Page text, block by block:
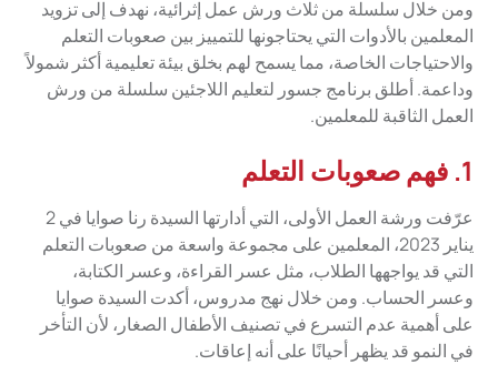
ومن خلال سلسلة من ثلاث ورش عمل إثرائية، نهدف إلى تزويد
المعلمين بالأدوات التي يحتاجونها للتمييز بين صعوبات التعلم
والاحتياجات الخاصة، مما يسمح لهم بخلق بيئة تعليمية أكثر شمولاً
وداعمة. أطلق برنامج جسور لتعليم اللاجئين سلسلة من ورش
العمل الثاقبة للمعلمين.
1. فهم صعوبات التعلم
عرّفت ورشة العمل الأولى، التي أدارتها السيدة رنا صوايا في 2
يناير 2023، المعلمين على مجموعة واسعة من صعوبات التعلم
التي قد يواجهها الطلاب، مثل عسر القراءة، وعسر الكتابة،
وعسر الحساب. ومن خلال نهج مدروس، أكدت السيدة صوايا
على أهمية عدم التسرع في تصنيف الأطفال الصغار، لأن التأخر
في النمو قد يظهر أحيانًا على أنه إعاقات.